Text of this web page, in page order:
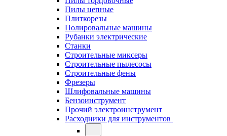
Пилы цепные
Плиткорезы
Полировальные машины
Рубанки электрические
Станки
Строительные миксеры
Строительные пылесосы
Строительные фены
Фрезеры
Шлифовальные машины
Бензоинструмент
Прочий электроинструмент
Расходники для инструментов